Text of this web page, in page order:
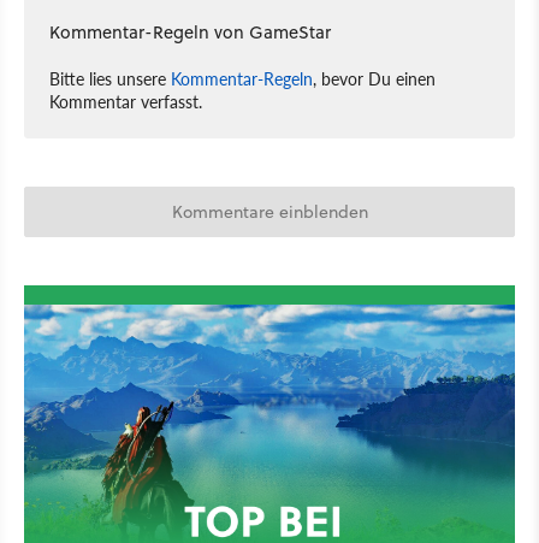
Kommentar-Regeln von GameStar
Bitte lies unsere Kommentar-Regeln, bevor Du einen
Kommentar verfasst.
Kommentare einblenden